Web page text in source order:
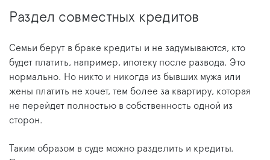
Раздел совместных кредитов
Семьи берут в браке кредиты и не задумываются, кто
будет платить, например, ипотеку после развода. Это
нормально. Но никто и никогда из бывших мужа или
жены платить не хочет, тем более за квартиру, которая
не перейдет полностью в собственность одной из
сторон.
Таким образом в суде можно разделить и кредиты.